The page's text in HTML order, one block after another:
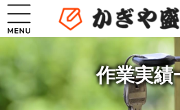
コ
テ
へ
ッ
ナ
ゲ
ョ
移
作業実績